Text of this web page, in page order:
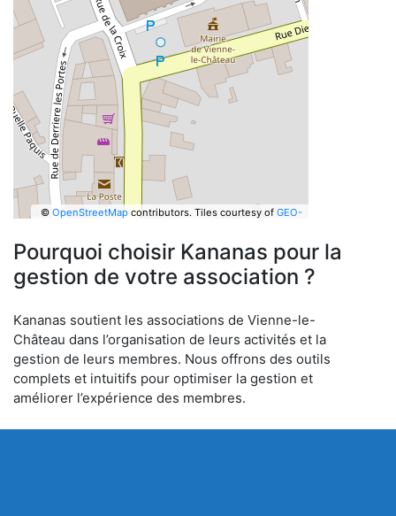
© OpenStreetMapcontributors. Tiles courtesy of GEO-
Pourquoi choisir Kananas pour la
gestion de votre association ?
Kananas soutient les associations de Vienne-le-
Château dans l’organisation de leurs activités et la
gestion de leurs membres. Nous offrons des outils
complets et intuitifs pour optimiser la gestion et
améliorer l’expérience des membres.